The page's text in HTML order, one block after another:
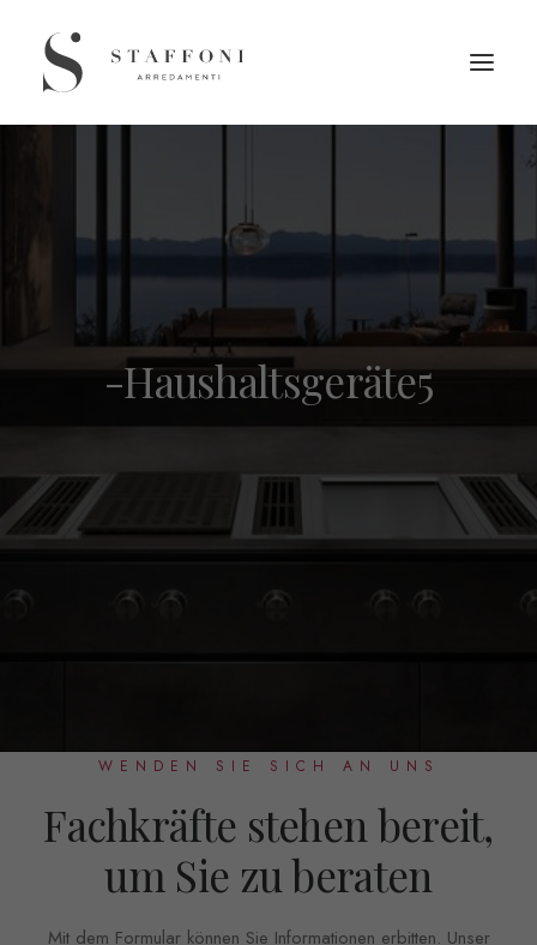
-Haushaltsgeräte5
WENDEN SIE SICH AN UNS
Fachkräfte stehen bereit,
um Sie zu beraten
Mit dem Formular können Sie Informationen erbitten. Unser